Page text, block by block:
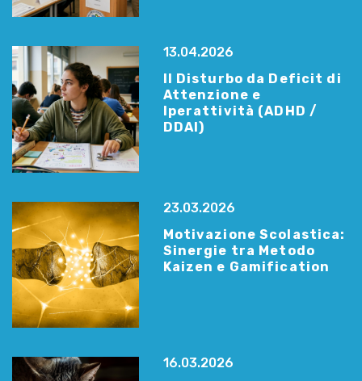
13.04.2026
Il Disturbo da Deficit di
Attenzione e
Iperattività (ADHD /
DDAI)
23.03.2026
Motivazione Scolastica:
Sinergie tra Metodo
Kaizen e Gamification
16.03.2026